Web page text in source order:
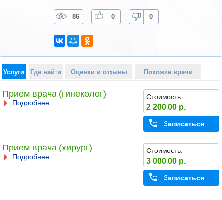
86 0 0
Услуги Где найти Оценки и отзывы Похожие врачи
Прием врача (гинеколог)
Подробнее
Стоимость:
2 200.00 р.
Записаться
Прием врача (хирург)
Подробнее
Стоимость:
3 000.00 р.
Записаться